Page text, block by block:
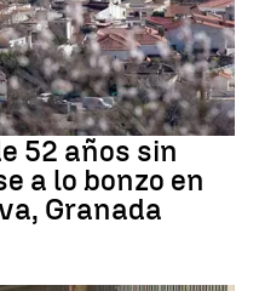
52 años sin
a lo bonzo en
Granada